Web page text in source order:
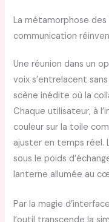
La métamorphose
communication
Une réunion dans un
voix s’entrelacent
scène inédite où la
Chaque utilisateur, à
couleur sur la toile
ajuster en temps réel.
sous le poids
lanterne allumée au
Par la magie